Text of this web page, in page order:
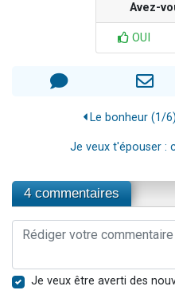
Avez-
OUI
Le bonheur (1/
Je veux t'épouser :
4 commentaires
Je veux être averti des